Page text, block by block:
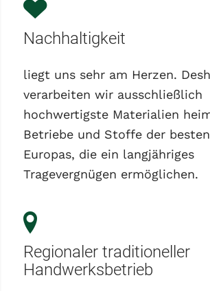
Nachhaltigkeit
liegt uns sehr am Herzen.
verarbeiten wir ausschließlich
hochwertigste Materialien
Betriebe und Stoffe der
Europas, die ein langjähriges
Tragevergnügen ermöglichen.
Regionaler traditioneller
Handwerksbetrieb